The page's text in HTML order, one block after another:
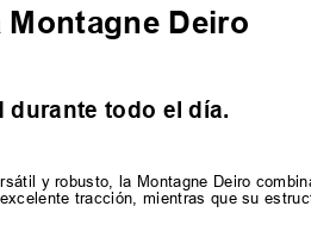
Montagne Deiro
durante todo el día.
y robusto, la Montagne Deiro
tracción, mientras que su